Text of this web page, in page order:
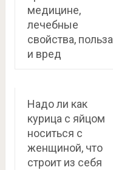
медицине,
лечебные
свойства, польза
и вред
Надо ли как
курица с яйцом
носиться с
женщиной, что
строит из себя